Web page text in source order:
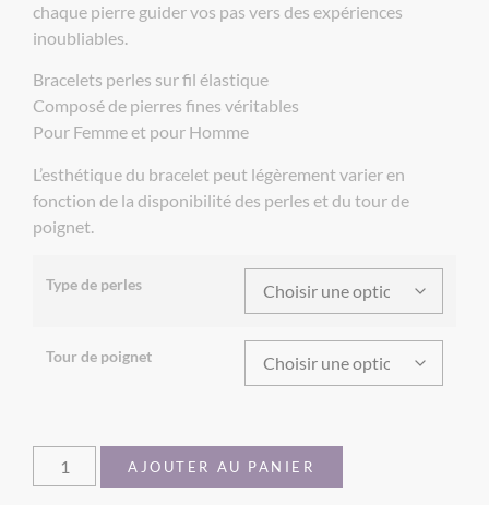
chaque pierre guider vos pas vers des expériences
inoubliables.
Bracelets perles sur fil élastique
Composé de pierres fines véritables
Pour Femme et pour Homme
L’esthétique du bracelet peut légèrement varier en
fonction de la disponibilité des perles et du tour de
poignet.
Type de perles
Tour de poignet
AJOUTER AU PANIER